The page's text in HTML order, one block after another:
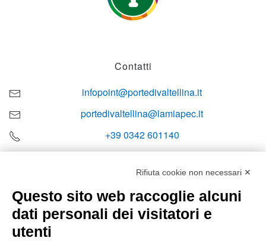
Contatti
infopoint@portedivaltellina.it
portedivaltellina@lamiapec.it
+39 0342 601140
Orari di apertura
Rifiuta cookie non necessari ✕
Questo sito web raccoglie alcuni
dati personali dei visitatori e
utenti